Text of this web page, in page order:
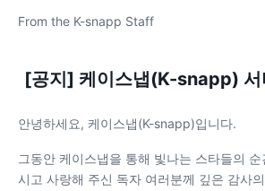
From the K-snapp Staff
[공지] 케이스냅(K-snapp) 서
안녕하세요, 케이스냅(K-snapp)입니다.
그동안 케이스냅을 통해 빛나는 스타들의
시고 사랑해 주신 독자 여러분께 깊은 감사